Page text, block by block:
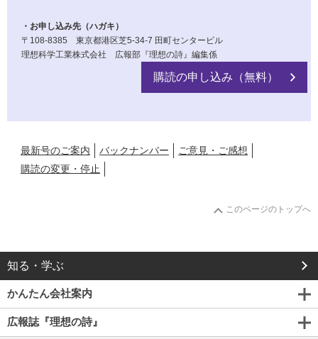
・お申し込み先（ハガキ）
〒108-8385 東京都港区芝5-34-7 田町センタービル
理想科学工業株式会社 広報部『理想の詩』編集係
購読の申し込み（無料）
最新号のご案内 バックナンバー
ご意見・ご感想
購読の変更・停止
このページのトップへ
知る・学ぶ
かんたん会社案内
広報誌『理想の詩』